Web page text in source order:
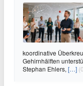
koordinative
Gehirnhälften
Stephan Ehlers, […]